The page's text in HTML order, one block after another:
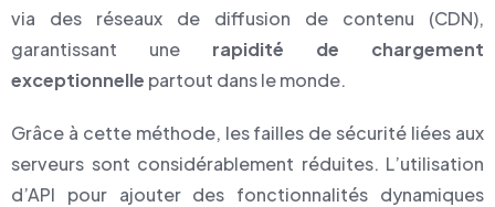
via des réseaux de diffusion de contenu (CDN),
garantissant une rapidité de chargement
exceptionnelle partout dans le monde.
Grâce à cette méthode, les failles de sécurité liées aux
serveurs sont considérablement réduites. L’utilisation
d’API pour ajouter des fonctionnalités dynamiques